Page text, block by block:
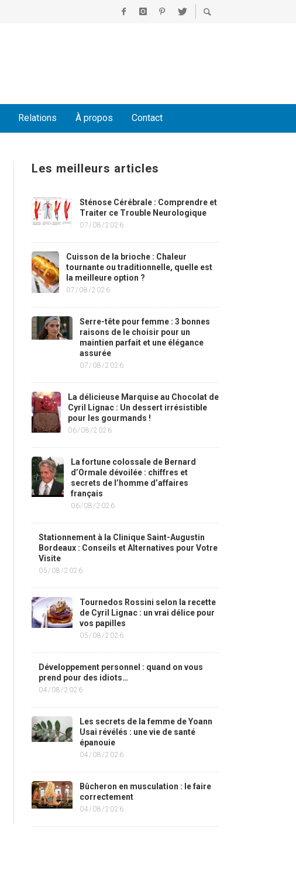
Relations À propos Contact
Les meilleurs articles
Sténose Cérébrale : Comprendre et
Traiter ce Trouble Neurologique
07/08/2026
Cuisson de la brioche : Chaleur
tournante ou traditionnelle, quelle est
la meilleure option ?
07/08/2026
Serre-tête pour femme : 3 bonnes
raisons de le choisir pour un
maintien parfait et une élégance
assurée
07/08/2026
La délicieuse Marquise au Chocolat de
Cyril Lignac : Un dessert irrésistible
pour les gourmands !
06/08/2026
La fortune colossale de Bernard
d’Ormale dévoilée : chiffres et
secrets de l’homme d’affaires
français
06/08/2026
Stationnement à la Clinique Saint-Augustin
Bordeaux : Conseils et Alternatives pour Votre
Visite
05/08/2026
Tournedos Rossini selon la recette
de Cyril Lignac : un vrai délice pour
vos papilles
05/08/2026
Développement personnel : quand on vous
prend pour des idiots…
04/08/2026
Les secrets de la femme de Yoann
Usai révélés : une vie de santé
épanouie
04/08/2026
Bûcheron en musculation : le faire
correctement
04/08/2026